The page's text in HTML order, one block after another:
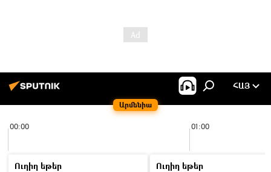
Արմենիա
ՀԱՅ
00:00 01:00
Ուղիղ եթեր
Ուղիղ եթեր